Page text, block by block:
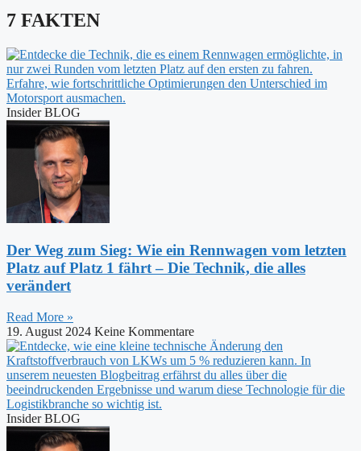
7 FAKTEN
Insider BLOG
Der Weg zum Sieg: Wie ein Rennwagen vom letzten
Platz auf Platz 1 fährt – Die Technik, die alles
verändert
Read More »
19. August 2024 Keine Kommentare
Insider BLOG